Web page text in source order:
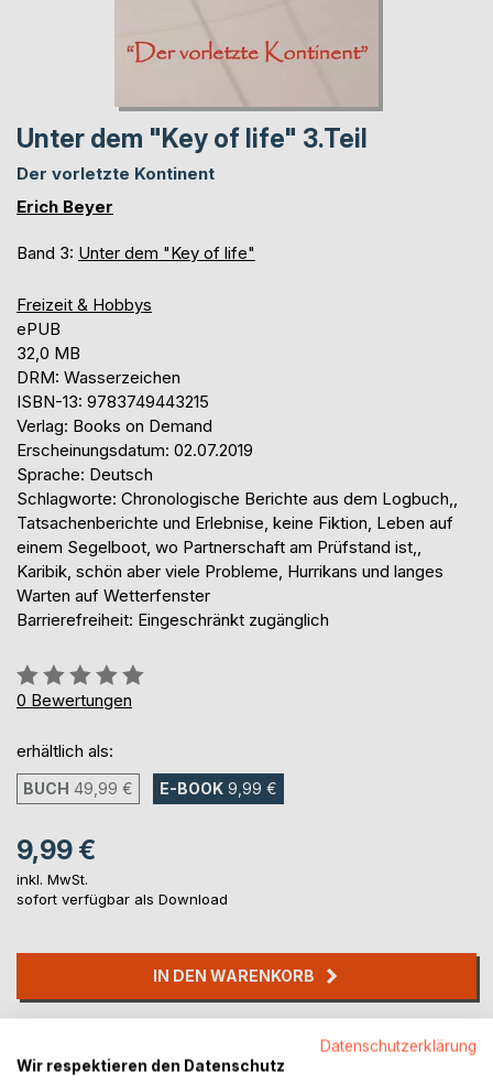
Unter dem "Key of life" 3.Teil
Der vorletzte Kontinent
Erich Beyer
Band 3: Unter dem "Key of life"
Freizeit & Hobbys
ePUB
32,0 MB
DRM: Wasserzeichen
ISBN-13: 9783749443215
Verlag: Books on Demand
Erscheinungsdatum: 02.07.2019
Sprache: Deutsch
Schlagworte: Chronologische Berichte aus dem Logbuch,,
Tatsachenberichte und Erlebnise, keine Fiktion, Leben auf
einem Segelboot, wo Partnerschaft am Prüfstand ist,,
Karibik, schön aber viele Probleme, Hurrikans und langes
Warten auf Wetterfenster
Barrierefreiheit: Eingeschränkt zugänglich
Bewertung::
0%
0 Bewertungen
erhältlich als:
BUCH 49,99 € E-BOOK 9,99 €
9,99 €
inkl. MwSt.
sofort verfügbar als Download
IN DEN WARENKORB
Titel bewerten
Datenschutzerklärung
Wir respektieren den Datenschutz